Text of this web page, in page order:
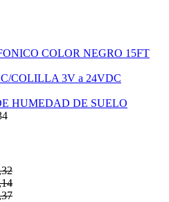
COLOR NEGRO 15FT
COLILLA 3V a 24VDC
HUMEDAD DE SUELO